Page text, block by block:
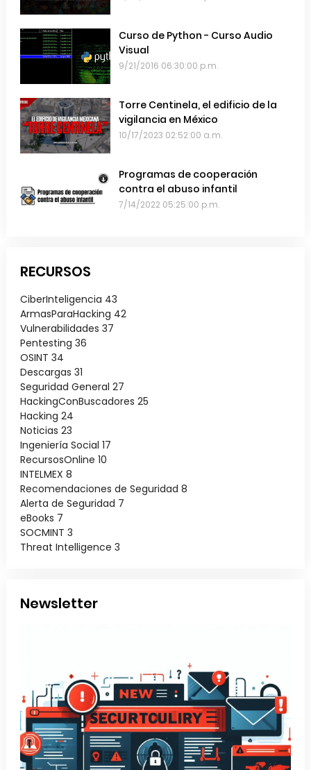
Curso de Python - Curso Audio
Visual
9/21/2016 06:30:00 p.m.
Torre Centinela, el edificio de la
vigilancia en México
10/17/2023 02:52:00 a.m.
Programas de cooperación
contra el abuso infantil
7/14/2022 05:25:00 p.m.
RECURSOS
CiberInteligencia 43
ArmasParaHacking 42
Vulnerabilidades 37
Pentesting 36
OSINT 34
Descargas 31
Seguridad General 27
HackingConBuscadores 25
Hacking 24
Noticias 23
Ingeniería Social 17
RecursosOnline 10
INTELMEX 8
Recomendaciones de Seguridad 8
Alerta de Seguridad 7
eBooks 7
SOCMINT 3
Threat Intelligence 3
Newsletter